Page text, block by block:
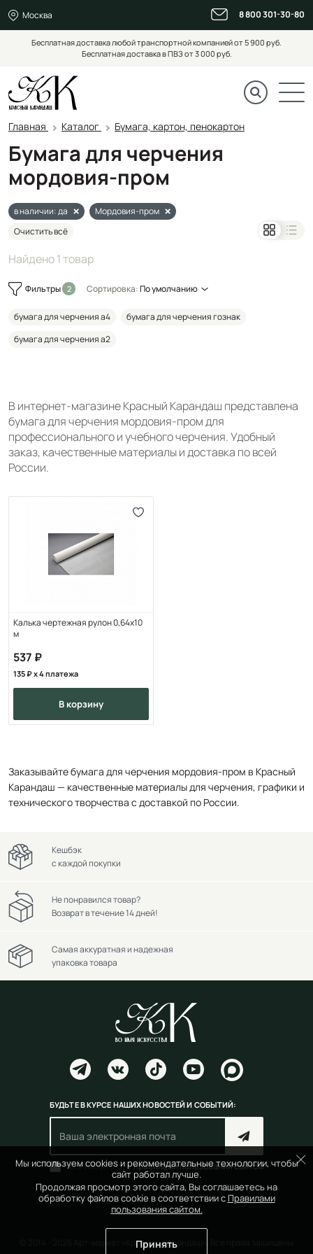
Москва 8 800 301-30-80
Бесплатная доставка любой транспортной компанией от 5 900 руб.
Бесплатная доставка в ПВЗ от 3 000 руб.
Главная Каталог Бумага, картон, пенокартон
Бумага для черчения
мордовия-пром
в наличии: да
Мордовия-пром
Очистить всё
Найдено 1 товар
Фильтры Сортировка:По умолчанию
бумага для черчения а4
бумага для черчения гознак
бумага для черчения а2
В интернет-магазине Красный Карандаш представлена
бумага для черчения мордовия-пром для
профессионального и учебного черчения. Удобный
заказ, качественные материалы и доставка по всей
России.
Калька чертежная рулон 0,64х10
м
537
135 x 4 платежа
в корзину
Заказывайте бумага для черчения мордовия-пром в Красный
Карандаш — качественные материалы для черчения, графики и
технического творчества с доставкой по России.
Мы используем cookies и рекомендательные технологии, чтобы
сайт работал лучше.
Продолжая просмотр этого сайта, Вы соглашаетесь на
обработку файлов cookie в соответствии с Правилами
пользования сайтом.
Принять
Кешбэк
с каждой покупки
Не понравился товар?
Возврат в течение 14 дней!
Самая аккуратная и надежная
упаковка товара
БУДЬТЕ В КУРСЕ НАШИХ НОВОСТЕЙ И СОБЫТИЙ:
Согласен(на) справилами пользования сайтом
© 2014 - 2026 Арт-маркет «Красный Карандаш». Все права защищены